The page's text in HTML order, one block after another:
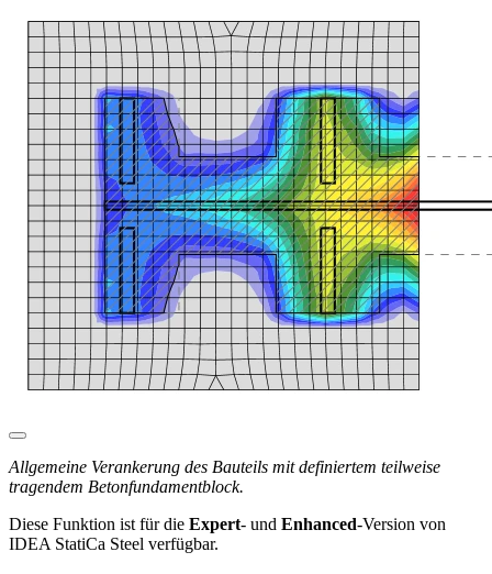
Allgemeine Verankerung des Bauteils mit definiertem teilweise
tragendem Betonfundamentblock.
Diese Funktion ist für die Expert- und Enhanced-Version von
IDEA StatiCa Steel verfügbar.